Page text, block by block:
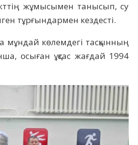
жұмысымен танысып, су
тұрғындармен кездесті.
көлемдегі тасқынның
осыған ұқсас жағдай 1994